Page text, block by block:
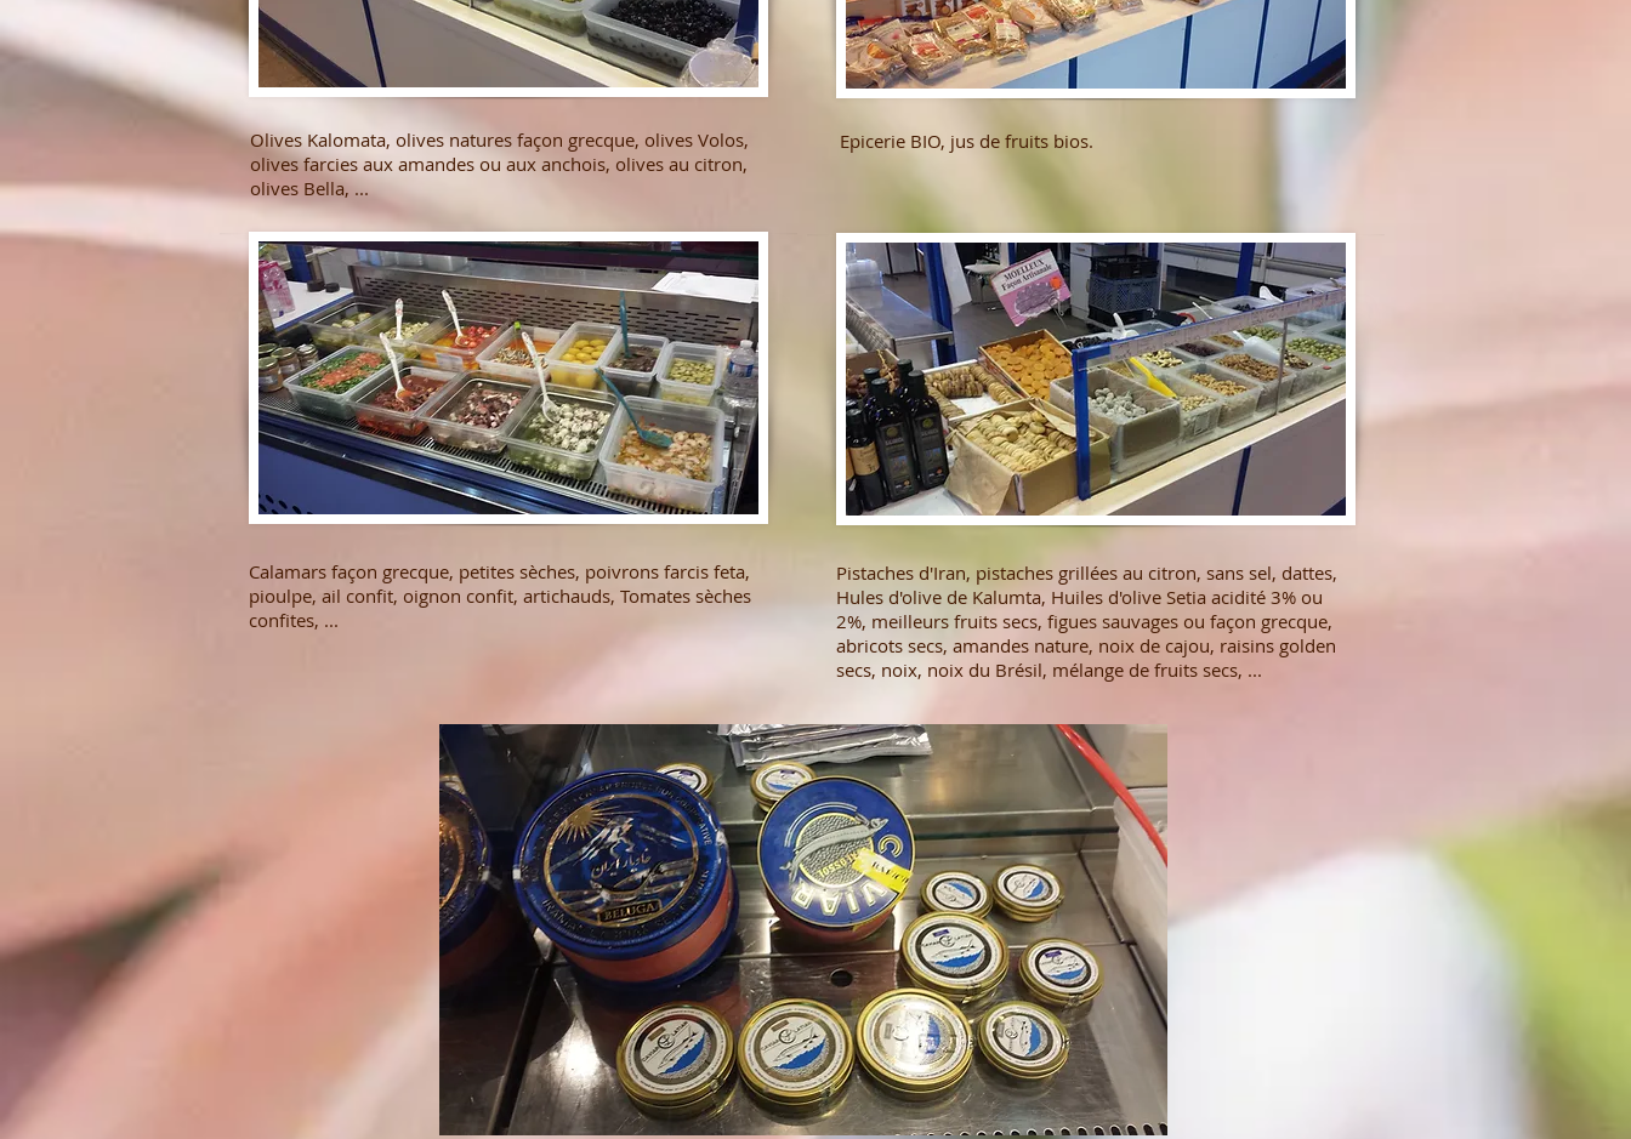
Olives Kalomata, olives natures façon grecque, olives Volos,
olives farcies aux amandes ou aux anchois, olives au citron,
olives Bella, ...
Calamars façon grecque, petites sèches, poivrons farcis feta,
pioulpe, ail confit, oignon confit, artichauds, Tomates sèches
confites, ...
Epicerie BIO, jus de fruits bios.
Pistaches d'Iran, pistaches grillées au citron, sans sel, dattes,
Hules d'olive de Kalumta, Huiles d'olive Setia acidité 3% ou
2%, meilleurs fruits secs, figues sauvages ou façon grecque,
abricots secs, amandes nature, noix de cajou, raisins golden
secs, noix, noix du Brésil, mélange de fruits secs, ...